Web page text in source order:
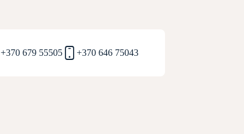
+370 679 55505 +370 646 75043